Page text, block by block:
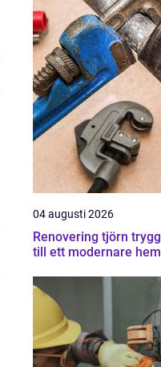
04 augusti 2026
Renovering tjörn trygg väg
till ett modernare hem